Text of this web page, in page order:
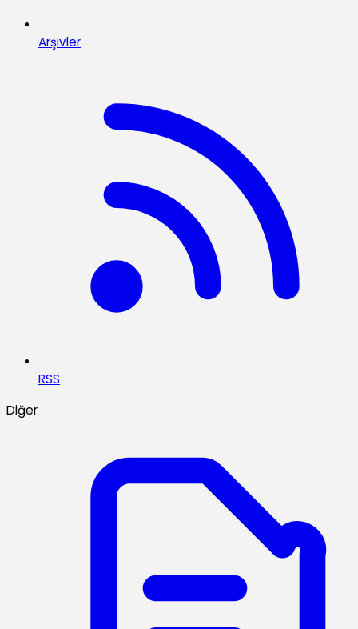
Arşivler
RSS
Diğer